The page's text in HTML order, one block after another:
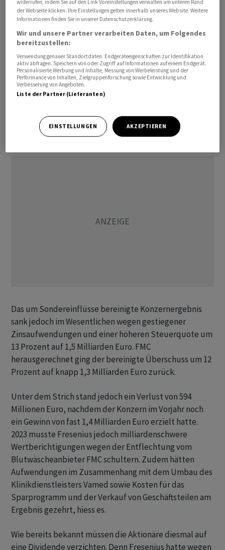
Vergleich zum Vorjahr beschleunigen.
Im abgelaufenen Jahr stieg der Umsatz von Fresenius
Sondereinflüsse bereinigte Ergebnis vor Zinsen und
Steuern (bereinigtes Ebit) kletterte um drei Prozent
auf knapp 2,3 Milliarden Euro. Bereinigt um
Währungskurseffekte lag das Plus bei zwei Prozent.
angehobene Prognose leicht: Zuletzt war Fresenius von
einem in etwa stabilen Betriebsergebnis ausgegangen.
Das um Sondereinflüsse bereinigte Konzernergebnis
sank jedoch im Wesentlichen wegen gestiegener
Zinsaufwendungen und einer höheren Steuerquote um
13 Prozent auf 1,5 Milliarden Euro. FMC
herausgerechnet ging der bereinigte Überschuss um 12
Prozent auf knapp 1,3 Milliarden Euro zurück.
Unter dem Strich stand jedoch ein Verlust von 594
Millionen Euro, nachdem der Konzern im Vorjahr noch
ein Gewinn von fast 1,4 Milliarden Euro erzielt hatte.
2023 musste Fresenius jedoch milliardenschwere
Wertberichtigungen wegen der Entflechtung vom
Blutwäscheanbieter FMC schultern. Zudem hätten
Aufwendungen im Zusammenhang mit dem Umbau des
Klinikdienstleisters Vamed sowie Kosten für das
Sparprogramm und der Verkauf von Geschäftsteilen am
Ergebnis gezehrt, hiess es.
Wie bereits bekannt müssen die Aktionäre diesmal auf
eine Dividende verzichten. Denn Fresenius hatte wegen
widerrufen, indem Sie auf den Link Voreinstellungen verwalten am unteren Rand
der Webseite klicken. Ihre Einstellungen gelten innerhalb unseres Website. Weitere
Informationen finden Sie in unserer Datenschutzerklärung.
Wir und unsere Partner verarbeiten Daten, um Folgendes
bereitzustellen:
Verwendung genauer Standortdaten. Endgeräteeigenschaften zur Identifikation
aktiv abfragen. Speichern von oder Zugriff auf Informationen auf einem Endgerät.
Personalisierte Werbung und Inhalte, Messung von Werbeleistung und der
Performance von Inhalten, Zielgruppenforschung sowie Entwicklung und
Verbesserung von Angeboten.
Liste der Partner (Lieferanten)
EINSTELLUNGEN AKZEPTIEREN